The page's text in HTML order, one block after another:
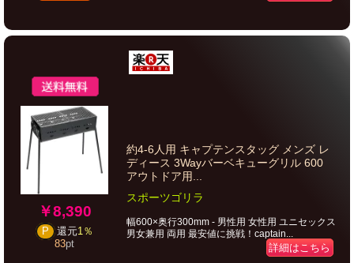
￥8,390
P 還元1％
83pt
約4-6人用 キャプテンスタッグ メンズ レ
ディース 3Wayバーベキューグリル 600
アウトドア用...
スポーツゴリラ
幅600×奥行300mm - 男性用 女性用 ユニセックス
男女兼用 両用 最安値に挑戦！captain...
詳細はこちら